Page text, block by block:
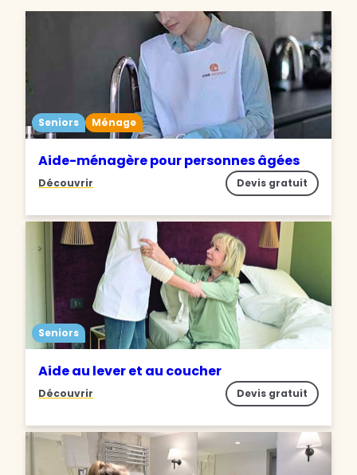
Seniors Ménage
Aide-ménagère pour personnes âgées
Découvrir Devis gratuit
Seniors
Aide au lever et au coucher
Découvrir Devis gratuit